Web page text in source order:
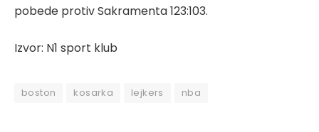
pobede protiv Sakramenta 123:103.
Izvor: N1 sport klub
boston kosarka lejkers nba